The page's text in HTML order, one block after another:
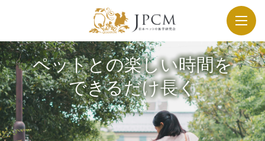
ペットとの楽しい時間を
できるだけ長く